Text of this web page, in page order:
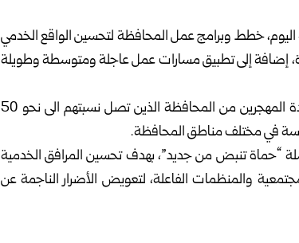
خطط وبرامج عمل المحافظة لتحسين الواقع الخدمي
إضافة إلى تطبيق مسارات عمل عاجلة ومتوسطة وطويلة
وبين محافظ حماة أن الأولوية القصوى تكمن في تأمين عودة المهجرين من المحافظة الذين تصل نسبتهم الى نحو 50
في مختلف مناطق المحافظة.
“حماة تنبض من جديد”، بهدف تحسين المرافق الخدمية
والمنظمات الفاعلة، لتعويض الأضرار الناجمة عن